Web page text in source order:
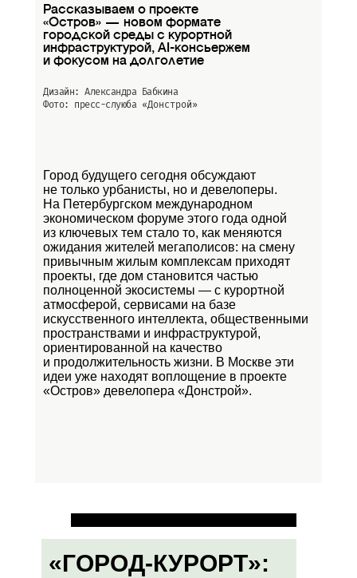
Рассказываем о проекте
«Остров» — новом формате
городской среды с курортной
инфраструктурой, AI-консьержем
и фокусом на долголетие
Дизайн: Александра Бабкина
Фото: пресс-слуюба «Донстрой»
Город будущего сегодня обсуждают
не только урбанисты, но и девелоперы.
На Петербургском международном
экономическом форуме этого года одной
из ключевых тем стало то, как меняются
ожидания жителей мегаполисов: на смену
привычным жилым комплексам приходят
проекты, где дом становится частью
полноценной экосистемы — с курортной
атмосферой, сервисами на базе
искусственного интеллекта, общественными
пространствами и инфраструктурой,
ориентированной на качество
и продолжительность жизни. В Москве эти
идеи уже находят воплощение в проекте
«Остров» девелопера «Донстрой».
«ГОРОД-КУРОРТ»: